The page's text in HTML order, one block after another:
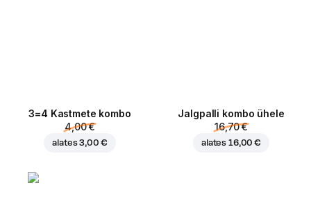
3=4 Kastmete kombo
4,00 €
alates3,00 €
Jalgpalli kombo ühele
16,70 €
alates 16,00 €